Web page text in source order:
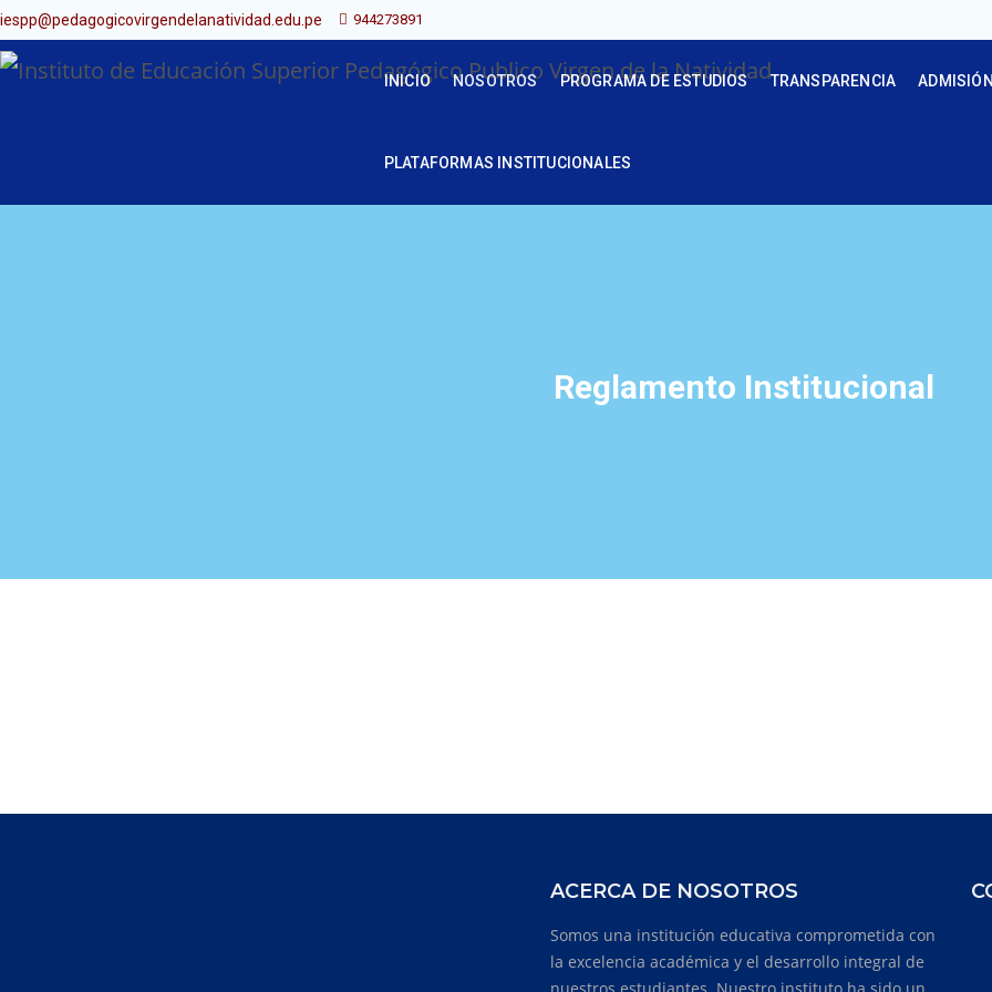
iespp@pedagogicovirgendelanatividad.edu.pe 944273891
INICIO NOSOTROS PROGRAMA DE ESTUDIOS TRANSPARENCIA ADMISIÓN
PLATAFORMAS INSTITUCIONALES
Reglamento Institucional
ACERCA DE NOSOTROS
Somos una institución educativa comprometida con
la excelencia académica y el desarrollo integral de